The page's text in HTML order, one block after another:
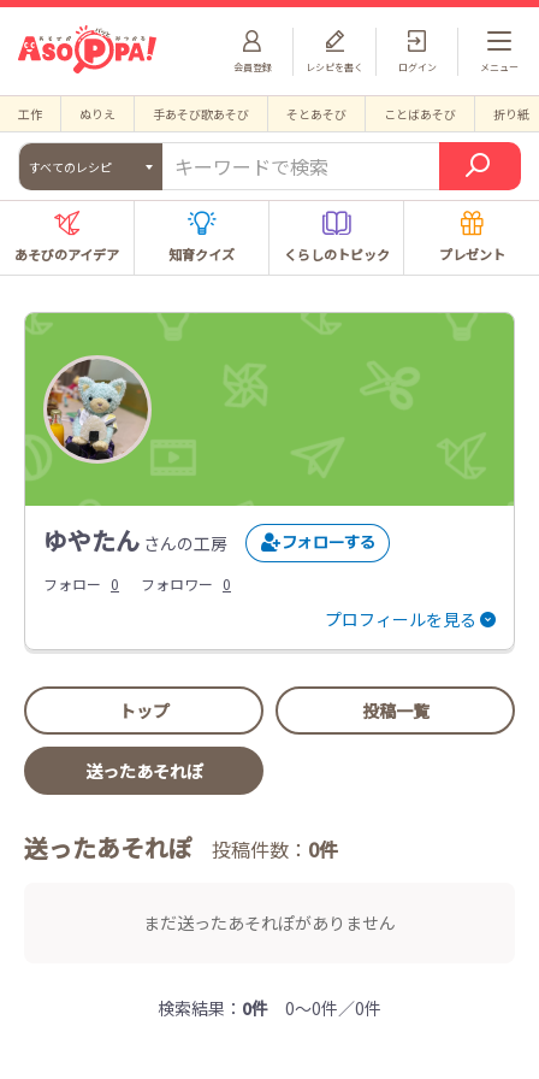
会員登録 ログイン
レシピを書く メニュー
工作 ぬりえ 手あそび歌あそび そとあそび ことばあそび 折り紙
すべてのレシピ
あそびのアイデア 知育クイズ くらしのトピック プレゼント
ゆやたん さんの工房
フォロー 0 フォロワー 0
プロフィールを見る
トップ 投稿一覧
送ったあそれぽ
送ったあそれぽ 投稿件数： 0件
まだ送ったあそれぽがありません
検索結果： 0件 0～0件／0件